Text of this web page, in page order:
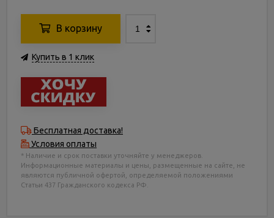
В корзину
Купить в 1 клик
Бесплатная доставка!
Условия оплаты
* Наличие и срок поставки уточняйте у менеджеров.
Информационные материалы и цены, размещенные на сайте, не
являются публичной офертой, определяемой положениями
Статьи 437 Гражданского кодекса РФ.